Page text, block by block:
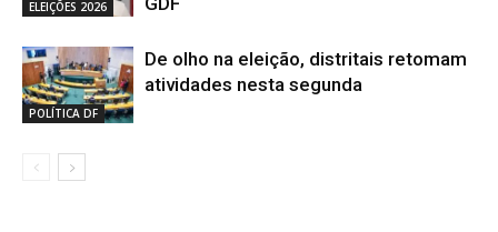
ELEIÇÕES 2026
POLÍTICA DF
De olho na eleição, distritais retomam
atividades nesta segunda